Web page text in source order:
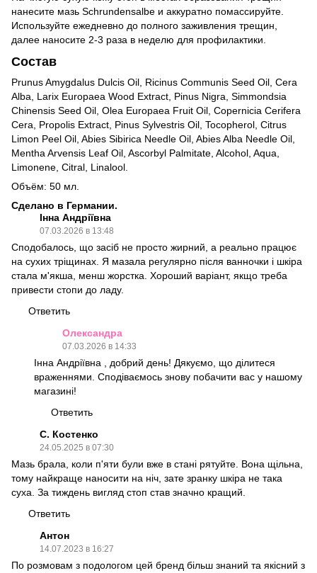
нанесите мазь Schrundensalbe и аккуратно помассируйте.
Используйте ежедневно до полного заживления трещин,
далее наносите 2-3 раза в неделю для профилактики.
Состав
Prunus Amygdalus Dulcis Oil, Ricinus Communis Seed Oil, Cera
Alba, Larix Europaea Wood Extract, Pinus Nigra, Simmondsia
Chinensis Seed Oil, Olea Europaea Fruit Oil, Copernicia Cerifera
Cera, Propolis Extract, Pinus Sylvestris Oil, Tocopherol, Citrus
Limon Peel Oil, Abies Sibirica Needle Oil, Abies Alba Needle Oil,
Mentha Arvensis Leaf Oil, Ascorbyl Palmitate, Alcohol, Aqua,
Limonene, Citral, Linalool.
Объём: 50 мл.
Сделано в Германии.
Інна Андріївна
07.03.2026 в 13:48
Сподобалось, що засіб не просто жирний, а реально працює
на сухих тріщинах. Я мазала регулярно після ванночки і шкіра
стала м'якша, менш жорстка. Хороший варіант, якщо треба
привести стопи до ладу.
Ответить
Олександра
07.03.2026 в 14:33
Інна Андріївна , добрий день! Дякуємо, що ділитеся
враженнями. Сподіваємось знову побачити вас у нашому
магазині!
Ответить
C. Костенко
24.05.2025 в 07:30
Мазь брала, коли п'яти були вже в стані рятуйте. Вона щільна,
тому найкраще наносити на ніч, зате зранку шкіра не така
суха. За тиждень вигляд стоп став значно кращий.
Ответить
Антон
14.07.2023 в 16:27
По розмовам з подологом цей бренд більш знаний та якісний з